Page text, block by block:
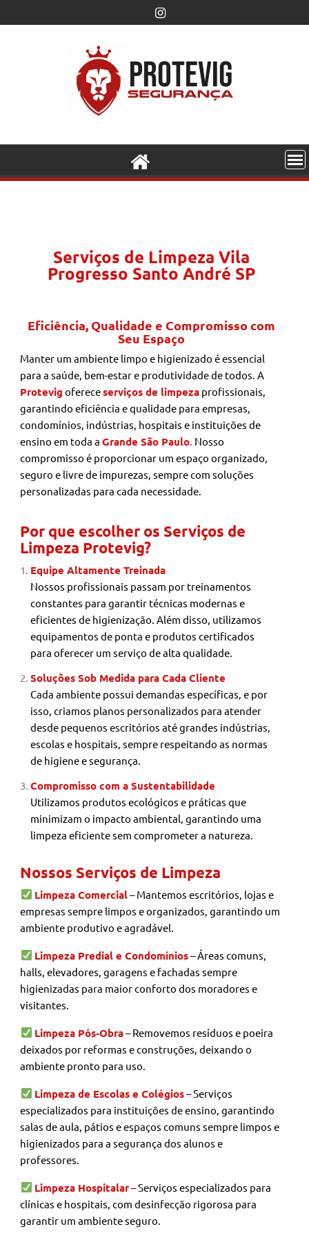
Serviços de Limpeza Vila
Progresso Santo André SP
Eficiência, Qualidade e Compromisso com
Seu Espaço
Manter um ambiente limpo e higienizado é essencial
para a saúde, bem-estar e produtividade de todos. A
Protevig ofereceserviços de limpeza profissionais,
garantindo eficiência e qualidade para empresas,
condomínios, indústrias, hospitais e instituições de
ensino em toda aGrande São Paulo Nosso
compromisso é proporcionar um espaço organizado,
seguro e livre de impurezas, sempre com soluções
personalizadas para cada necessidade.
Por que escolher os Serviços de
Limpeza Protevig?
Equipe Altamente Treinada
Nossos profissionais passam por treinamentos
constantes para garantir técnicas modernas e
eficientes de higienização. Além disso, utilizamos
equipamentos de ponta e produtos certificados
para oferecer um serviço de alta qualidade.
Soluções Sob Medida para Cada Cliente
Cada ambiente possui demandas específicas, e por
isso, criamos planos personalizados para atender
desde pequenos escritórios até grandes indústrias,
escolas e hospitais, sempre respeitando as normas
de higiene e segurança.
Compromisso com a Sustentabilidade
Utilizamos produtos ecológicos e práticas que
minimizam o impacto ambiental, garantindo uma
limpeza eficiente sem comprometer a natureza.
Nossos Serviços de Limpeza
Limpeza Comercial– Mantemos escritórios, lojas e
empresas sempre limpos e organizados, garantindo um
ambiente produtivo e agradável.
Limpeza Predial e Condomínios– Áreas comuns,
halls, elevadores, garagens e fachadas sempre
higienizadas para maior conforto dos moradores e
visitantes.
Limpeza Pós-Obra– Removemos resíduos e poeira
deixados por reformas e construções, deixando o
ambiente pronto para uso.
Limpeza de Escolas e Colégios– Serviços
especializados para instituições de ensino, garantindo
salas de aula, pátios e espaços comuns sempre limpos e
higienizados para a segurança dos alunos e
professores.
Limpeza Hospitalar– Serviços especializados para
clínicas e hospitais, com desinfecção rigorosa para
garantir um ambiente seguro.